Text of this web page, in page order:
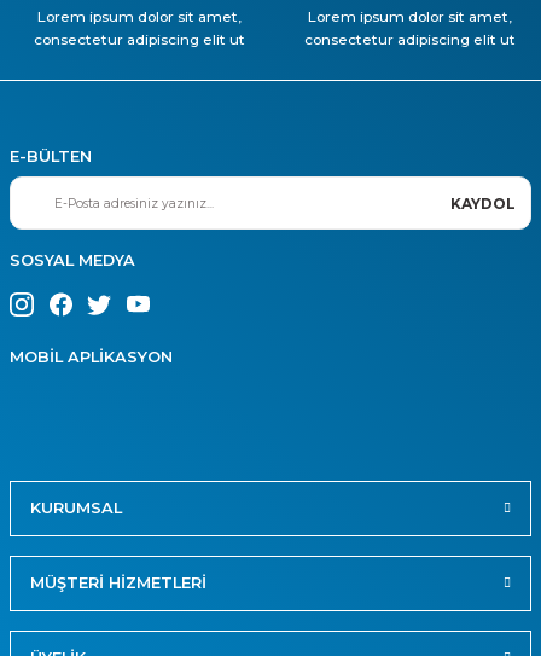
Lorem ipsum dolor sit amet,
consectetur adipiscing elit ut
Lorem ipsum dolor sit amet,
consectetur adipiscing elit ut
E-BÜLTEN
KAYDOL
SOSYAL MEDYA
MOBİL APLİKASYON
KURUMSAL
MÜŞTERİ HİZMETLERİ